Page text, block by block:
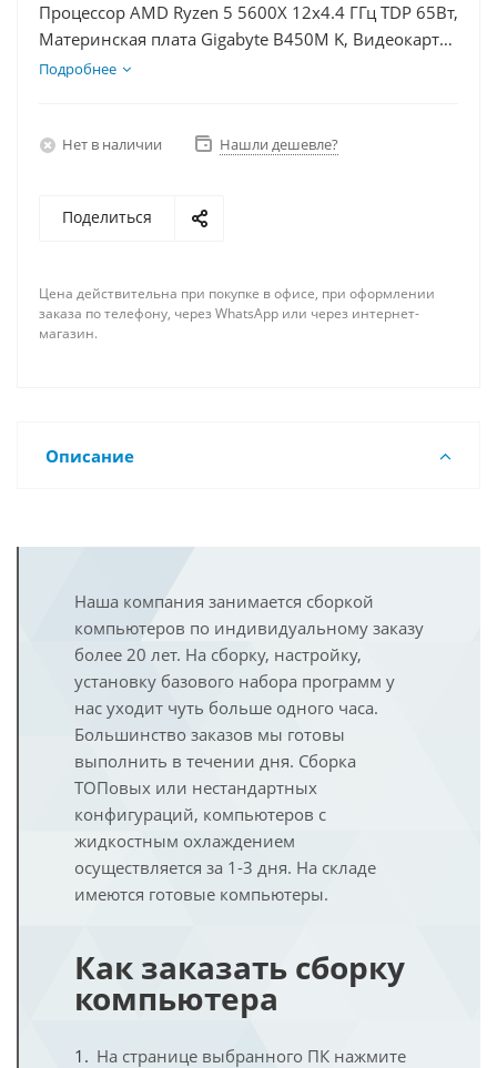
Процессор AMD Ryzen 5 5600X 12x4.4 ГГц TDP 65Вт,
Материнская плата Gigabyte B450M K, Видеокарта
GTX 1650 4Гб, Память DDR4 32Gb, Диски
Подробнее
Нет в наличии Нашли дешевле?
Поделиться
Цена действительна при покупке в офисе, при оформлении
заказа по телефону, через WhatsApp или через интернет-
магазин.
Описание
Наша компания занимается сборкой
компьютеров по индивидуальному заказу
более 20 лет. На сборку, настройку,
установку базового набора программ у
нас уходит чуть больше одного часа.
Большинство заказов мы готовы
выполнить в течении дня. Сборка
ТОПовых или нестандартных
конфигураций, компьютеров с
жидкостным охлаждением
осуществляется за 1-3 дня. На складе
имеются готовые компьютеры.
Как заказать сборку
компьютера
На странице выбранного ПК нажмите